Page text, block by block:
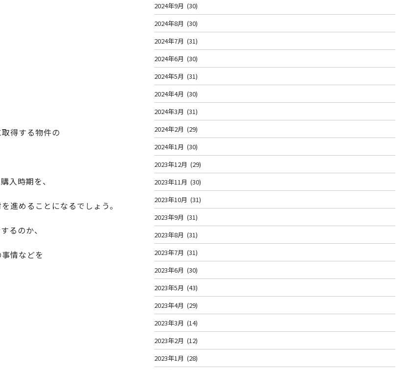
得する物件の
入時期を、
進めることになるでしょう。
るのか、
情などを
2024年9月 (30)
2024年8月 (30)
2024年7月 (31)
2024年6月 (30)
2024年5月 (31)
2024年4月 (30)
2024年3月 (31)
2024年2月 (29)
2024年1月 (30)
2023年12月 (29)
2023年11月 (30)
2023年10月 (31)
2023年9月 (31)
2023年8月 (31)
2023年7月 (31)
2023年6月 (30)
2023年5月 (43)
2023年4月 (29)
2023年3月 (14)
2023年2月 (12)
2023年1月 (28)